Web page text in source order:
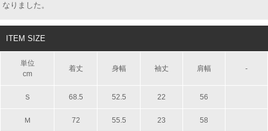
なりました。
ITEM SIZE
単位
cm
着丈 身幅 袖丈 肩幅 -
Ｓ 68.5 52.5 22 56
Ｍ 72 55.5 23 58